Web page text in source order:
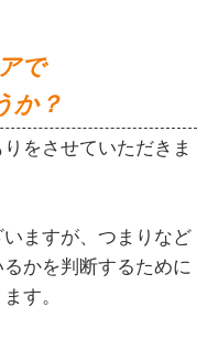
で
か？
をさせていただきま
ますが、つまりなど
かを判断するために
す。